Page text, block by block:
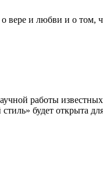
вере и любви и о том,
работы
будет открыта